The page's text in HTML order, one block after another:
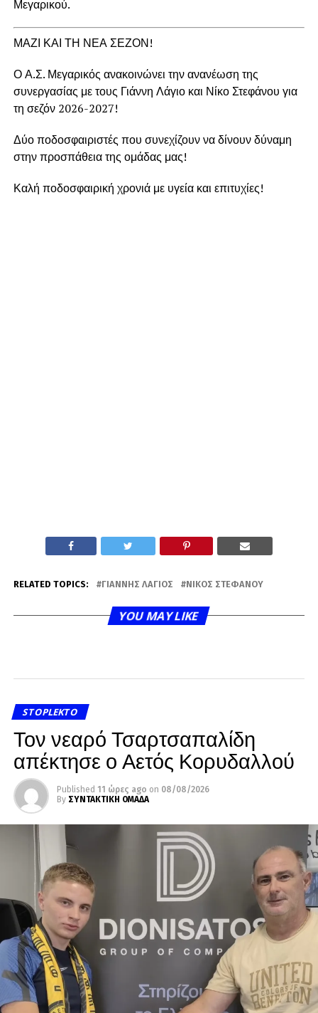
Μεγαρικού.
ΜΑΖΙ ΚΑΙ ΤΗ ΝΕΑ ΣΕΖΟΝ!
Ο Α.Σ. Μεγαρικός ανακοινώνει την ανανέωση της
συνεργασίας με τους Γιάννη Λάγιο και Νίκο Στεφάνου για
τη σεζόν 2026-2027!
Δύο ποδοσφαιριστές που συνεχίζουν να δίνουν δύναμη
στην προσπάθεια της ομάδας μας!
Καλή ποδοσφαιρική χρονιά με υγεία και επιτυχίες!
RELATED TOPICS: ΓΙΆΝΝΗΣ ΛΆΓΙΟΣ ΝΊΚΟΣ ΣΤΕΦΆΝΟΥ
YOU MAY LIKE
STOPLEKTO
Τον νεαρό Τσαρτσαπαλίδη
απέκτησε ο Αετός Κορυδαλλού
Published 11 ώρες ago on 08/08/2026
By ΣΥΝΤΑΚΤΙΚΗ ΟΜΑΔΑ